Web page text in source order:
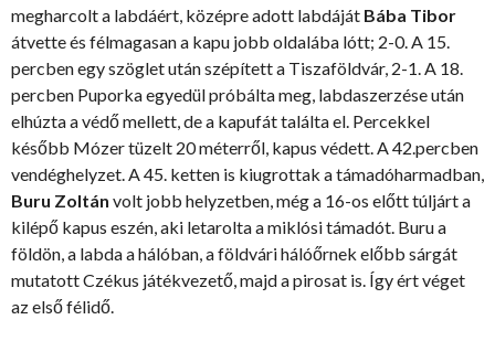
megharcolt a labdáért, középre adott labdáját Bába Tibor
átvette és félmagasan a kapu jobb oldalába lótt; 2-0. A 15.
percben egy szöglet után szépített a Tiszaföldvár, 2-1. A 18.
percben Puporka egyedül próbálta meg, labdaszerzése után
elhúzta a védő mellett, de a kapufát találta el. Percekkel
később Mózer tüzelt 20 méterről, kapus védett. A 42.percben
vendéghelyzet. A 45. ketten is kiugrottak a támadóharmadban,
Buru Zoltán volt jobb helyzetben, még a 16-os előtt túljárt a
kilépő kapus eszén, aki letarolta a miklósi támadót. Buru a
földön, a labda a hálóban, a földvári hálóőrnek előbb sárgát
mutatott Czékus játékvezető, majd a pirosat is. Így ért véget
az első félidő.